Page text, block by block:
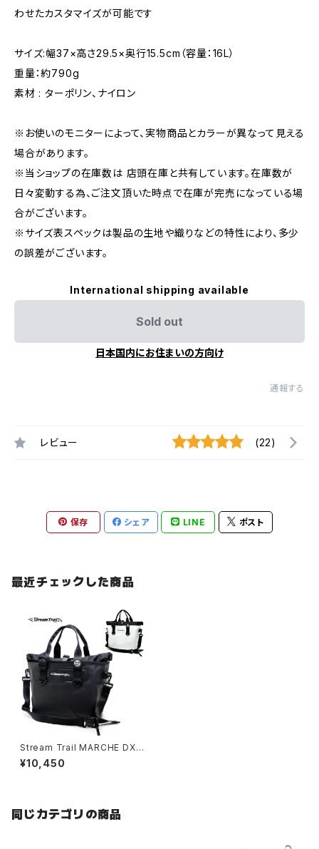
わせたカスタマイズが可能です
サイズ:幅37×高さ29.5×奥行15.5cm（容量：16L）
重量：約790g
素材 : ターポリン、ナイロン
※お使いのモニターによって、実物商品とカラーが異なって見える
場合があります。
※当ショップの在庫数は 店頭在庫と共有しています。在庫数が
日々変動する為、ご注文頂いた時点で在庫が完売になっている場
合がございます。
※サイズ表スペックは製品の生地や織りなどの特性により、多少
の誤差がございます。
International shipping available
Sold out
日本国内にお住まいの方向け
通報する
レビュー (22)
保存 シェア LINE ポスト
最近チェックした商品
Stream Trail MARCHE DX-2
(マルシェデラックス 2)
¥10,450
同じカテゴリの商品